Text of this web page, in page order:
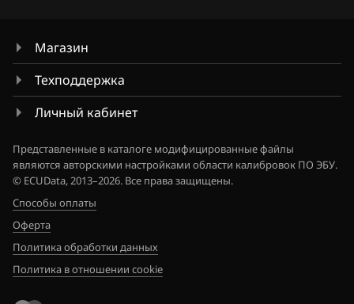
Jaguar
Jeep
Jetour
Kia
King Long
KYC
Lancia
Магазин
Техподдержка
Личный кабинет
Представленные в каталоге модифицированные файлы
являются авторскими настройками области калибровок ПО ЭБУ.
© ECUData, 2013–2026. Все права защищены.
Способы оплаты
Оферта
Политика обработки данных
Политика в отношении cookie